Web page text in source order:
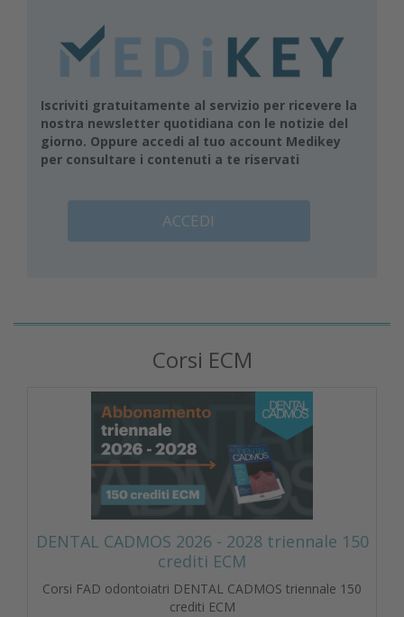
Iscriviti gratuitamente al servizio per ricevere la
nostra newsletter quotidiana con le notizie del
giorno. Oppure accedi al tuo account Medikey
per consultare i contenuti a te riservati
ACCEDI
Corsi ECM
DENTAL CADMOS 2026 - 2028 triennale 150
crediti ECM
Corsi FAD odontoiatri DENTAL CADMOS triennale 150
crediti ECM